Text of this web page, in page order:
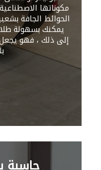
مكوناتها
الحوائط الجافة
يمكنك بسهولة
إلى ذلك ، فهو